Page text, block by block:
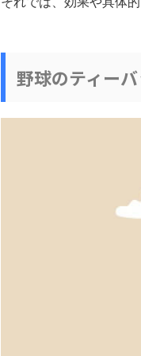
野球のティー